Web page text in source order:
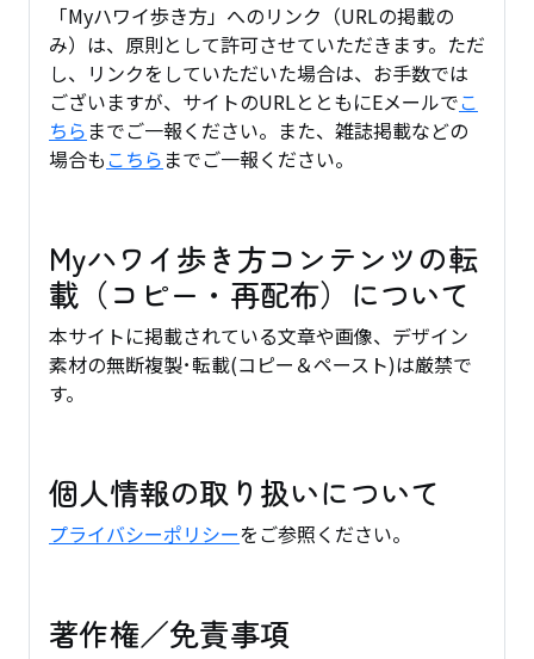
「Myハワイ歩き方」へのリンク（URLの掲載の
み）は、原則として許可させていただきます。ただ
し、リンクをしていただいた場合は、お手数では
ございますが、サイトのURLとともにEメールでこ
ちら までご一報ください。また、雑誌掲載などの
場合もこちら までご一報ください。
Myハワイ歩き方コンテンツの転
載（コピー・再配布）について
本サイトに掲載されている文章や画像、デザイン
素材の無断複製･転載(コピー＆ペースト)は厳禁で
す。
個人情報の取り扱いについて
プライバシーポリシーをご参照ください。
著作権／免責事項